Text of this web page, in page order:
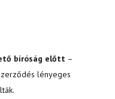
bíróság előtt–
lényeges